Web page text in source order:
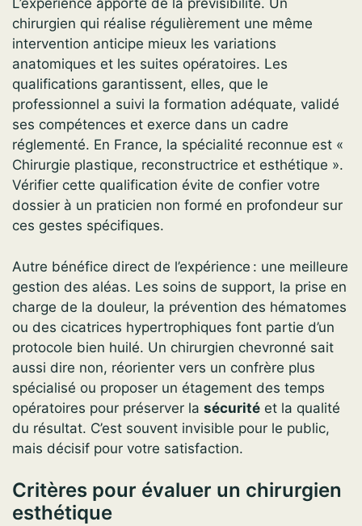
L’expérience apporte de la prévisibilité. Un
chirurgien qui réalise régulièrement une même
intervention anticipe mieux les variations
anatomiques et les suites opératoires. Les
qualifications garantissent, elles, que le
professionnel a suivi la formation adéquate, validé
ses compétences et exerce dans un cadre
réglementé. En France, la spécialité reconnue est «
Chirurgie plastique, reconstructrice et esthétique ».
Vérifier cette qualification évite de confier votre
dossier à un praticien non formé en profondeur sur
ces gestes spécifiques.
Autre bénéfice direct de l’expérience : une meilleure
gestion des aléas. Les soins de support, la prise en
charge de la douleur, la prévention des hématomes
ou des cicatrices hypertrophiques font partie d’un
protocole bien huilé. Un chirurgien chevronné sait
aussi dire non, réorienter vers un confrère plus
spécialisé ou proposer un étagement des temps
opératoires pour préserver la sécurité et la qualité
du résultat. C’est souvent invisible pour le public,
mais décisif pour votre satisfaction.
Critères pour évaluer un chirurgien
esthétique